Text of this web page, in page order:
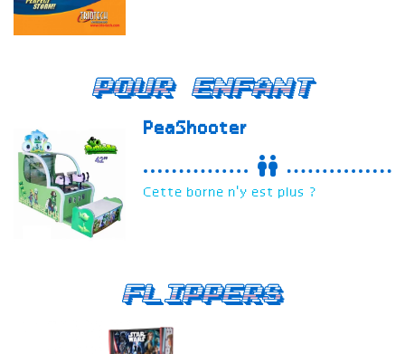
Pour enfant
PeaShooter
Cette borne n'y est plus ?
Flippers